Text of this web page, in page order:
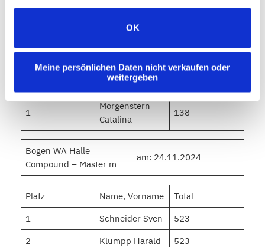
gesammelt haben.
OK
Meine persönlichen Daten nicht verkaufen oder
weitergeben
3
Probst Oliver 518
– Junioren w
Name, Vorname
1
Morgenstern
Catalina
138
Bogen WA Halle
Compound – Master m
am: 24.11.2024
Platz Name, Vorname
Total
1
Schneider Sven
523
2
Klumpp Harald 523